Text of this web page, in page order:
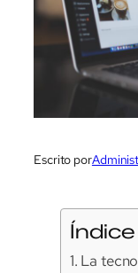
Escrito por
Índice
La